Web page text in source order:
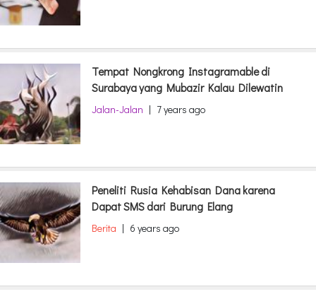
Tempat Nongkrong Instagramable di
Surabaya yang Mubazir Kalau Dilewatin
Jalan-Jalan | 7 years ago
Peneliti Rusia Kehabisan Dana karena
Dapat SMS dari Burung Elang
Berita | 6 years ago